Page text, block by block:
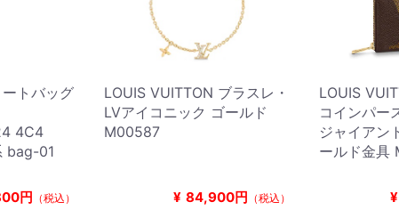
トバッグ
4C4
bag-01
円 （税込）
LOUIS VUITTON ブラスレ・
LVアイコニック ゴールド
M00587
¥ 84,900円 （税込）
LOUIS
コインパー
ジャイアン
ールド金具
¥